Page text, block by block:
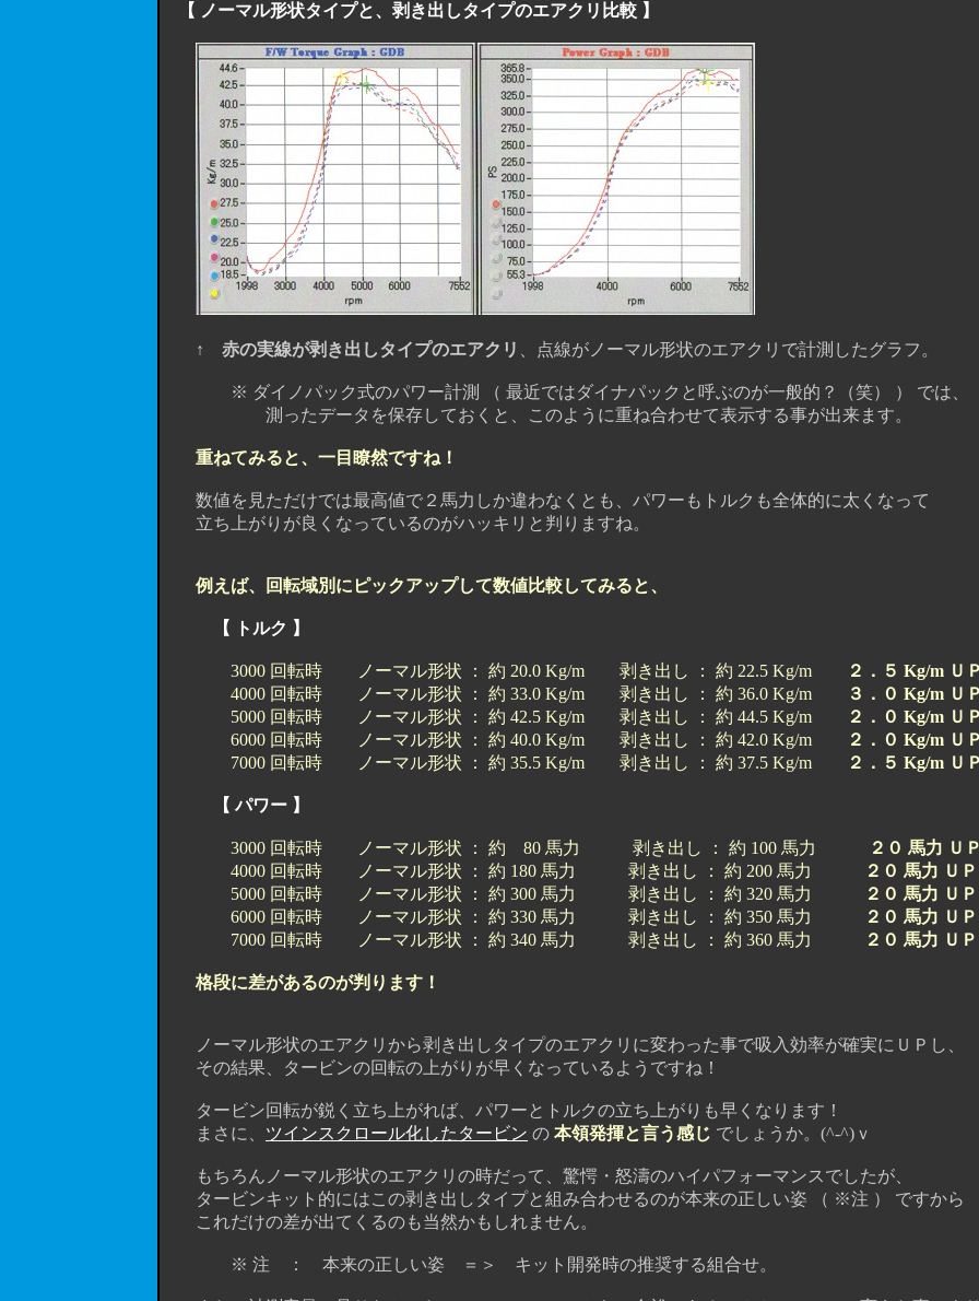
【 ノーマル形状タイプと、剥き出しタイプのエアクリ比較 】
↑ 赤の実線が剥き出しタイプのエアクリ 、点線がノーマル形状のエアクリで計測したグラフ。
※ ダイノパック式のパワー計測 （ 最近ではダイナパックと呼ぶのが一般的？（笑） ） では、
測ったデータを保存しておくと、このように重ね合わせて表示する事が出来ます。
重ねてみると、一目瞭然ですね！
数値を見ただけでは最高値で２馬力しか違わなくとも、パワーもトルクも全体的に太くなって
立ち上がりが良くなっているのがハッキリと判りますね。
例えば、回転域別にピックアップして数値比較してみると、
【 トルク 】
3000 回転時 ノーマル形状 ： 約 20.0 Kg/m 剥き出し ： 約 22.5 Kg/m
２．５ Kg/m Ｕ
4000 回転時 ノーマル形状 ： 約 33.0 Kg/m 剥き出し ： 約 36.0 Kg/m
３．０ Kg/m Ｕ
5000 回転時 ノーマル形状 ： 約 42.5 Kg/m 剥き出し ： 約 44.5 Kg/m
２．０ Kg/m Ｕ
6000 回転時 ノーマル形状 ： 約 40.0 Kg/m 剥き出し ： 約 42.0 Kg/m
２．０ Kg/m Ｕ
7000 回転時 ノーマル形状 ： 約 35.5 Kg/m 剥き出し ： 約 37.5 Kg/m
２．５ Kg/m Ｕ
【 パワー 】
3000 回転時 ノーマル形状 ： 約 80 馬力 剥き出し ： 約 100 馬力
２０ 馬力 Ｕ
4000 回転時 ノーマル形状 ： 約 180 馬力 剥き出し ： 約 200 馬力
２０ 馬力 ＵＰ
5000 回転時 ノーマル形状 ： 約 300 馬力 剥き出し ： 約 320 馬力
２０ 馬力 ＵＰ
6000 回転時 ノーマル形状 ： 約 330 馬力 剥き出し ： 約 350 馬力
２０ 馬力 ＵＰ
7000 回転時 ノーマル形状 ： 約 340 馬力 剥き出し ： 約 360 馬力
２０ 馬力 ＵＰ
格段に差があるのが判ります！
ノーマル形状のエアクリから剥き出しタイプのエアクリに変わった事で吸入効率が確実にＵＰし、
その結果、タービンの回転の上がりが早くなっているようですね！
タービン回転が鋭く立ち上がれば、パワーとトルクの立ち上がりも早くなります！
まさに、 ツインスクロール化したタービン の 本領発揮と言う感じ でしょうか。(^-^)ｖ
もちろんノーマル形状のエアクリの時だって、驚愕・怒濤のハイパフォーマンスでしたが、
タービンキット的にはこの剥き出しタイプと組み合わせるのが本来の正しい姿 （ ※注 ） ですから
これだけの差が出てくるのも当然かもしれません。
※ 注 ： 本来の正しい姿 ＝＞ キット開発時の推奨する組合せ。